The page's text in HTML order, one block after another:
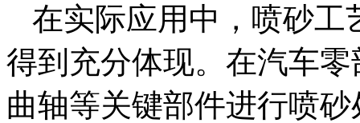
在实际应用中，喷砂工
得到充分体现。在汽车
曲轴等关键部件进行喷